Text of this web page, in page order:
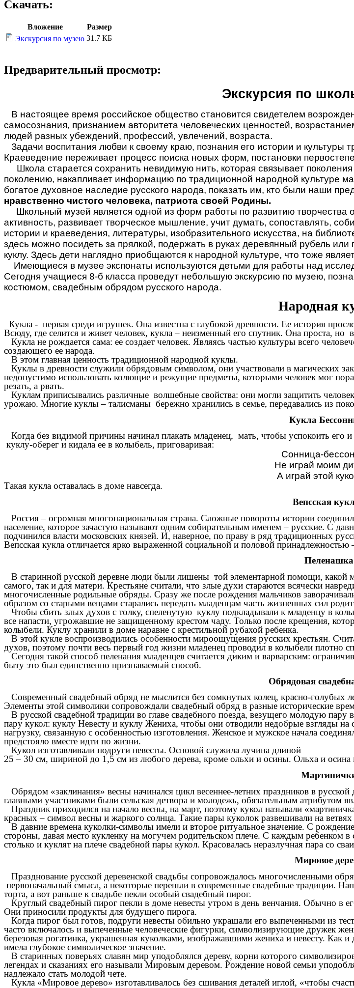
Скачать:
Вложение
Размер
Экскурсия по музею 31.7 КБ
Предварительный просмотр:
Экскурсия по
В настоящее время российское общество становится свидетелем
самосознания, признанием авторитета человеческих ценностей,
людей разных убеждений, профессий, увлечений, возраста.
Задачи воспитания любви к своему краю, познания его истории и культуры
Краеведение переживает процесс поиска новых форм, постановки
старается сохранить невидимую нить, которая связывает
поколению, накапливает информацию по традиционной народной культуре
богатое духовное наследие русского народа, показать им, кто были наши
нравственно чистого человека, патриота своей Родины.
Школьный музей является одной из форм работы по развитию творчества
активность, развивает творческое мышление, учит думать, сопоставлять,
истории и краеведения, литературы, изобразительного искусства, на
здесь можно посидеть за прялкой, подержать в руках деревянный рубель
куклу. Здесь дети наглядно приобщаются к народной культуре, что тоже
Имеющиеся в музее экспонаты используются детьми для работы над
Сегодня учащиеся 8-б класса проведут небольшую экскурсию по музею,
костюмом, свадебным обрядом русского народа.
Народная
Кукла - первая среди игрушек. Она известна с глубокой древности. Ее история
Всюду, где селится и живет человек, кукла – неизменный его спутник. Она проста, но в
Кукла не рождается сама: ее создает человек. Являясь частью культуры всего
создающего ее народа.
В этом главная ценность традиционной народной куклы.
Куклы в древности служили обрядовым символом, они участвовали в магических
недопустимо использовать колющие и режущие предметы, которыми человек мог
резать, а рвать.
Куклам приписывались различные волшебные свойства: они могли защитить
урожаю. Многие куклы – талисманы бережно хранились в семье, передавались из
Кукла
Когда без видимой причины начинал плакать младенец, мать, чтобы успокоить его
куклу-оберег и кидала ее в колыбель, приговаривая:
Сонница-
Не играй моим
А играй этой
Такая кукла оставалась в доме навсегда.
Вепсская
Россия – огромная многонациональная страна. Сложные повороты истории
население, которое зачастую называют одним собирательным именем – русские. С
подчинился власти московских князей. И, наверное, по праву в ряд традиционных
Вепсская кукла отличается ярко выраженной социальной и половой
В старинной русской деревне люди были лишены той элементарной помощи, какой
самого, так и для матери. Крестьяне считали, что злые духи стараются всячески
многочисленные родильные обряды. Сразу же после рождения мальчиков
образом со старыми вещами старались передать младенцам часть жизненных сил
Чтобы сбить злых духов с толку, спеленутую куклу подкладывали к младенцу в
все напасти, угрожавшие не защищенному крестом чаду. Только после крещения,
колыбели. Куклу хранили в доме наравне с крестильной рубахой ребенка.
В этой кукле воспроизводились особенности мироощущения русских крестьян.
духов, поэтому почти весь первый год жизни младенец проводил в колыбели плотно
Сегодня такой способ пеленания младенцев считается диким и варварским:
быту это был единственно признаваемый способ.
Обрядовая
Современный свадебный обряд не мыслится без сомкнутых колец, красно-голубых
Элементы этой символики сопровождали свадебный обряд в разные исторические
В русской свадебной традиции во главе свадебного поезда, везущего молодую
пару кукол: куклу Невесту и куклу Жениха, чтобы они отводили недобрые взгляды
нагрузку, связанную с особенностью изготовления. Женское и мужское начала
предстояло вместе идти по жизни.
Кукол изготавливали подруги невесты. Основой служила лучина длиной
25 – 30 см, шириной до 1,5 см из любого дерева, кроме ольхи и осины. Ольха и осина
Обрядом «заклинания» весны начинался цикл весеннее-летних праздников в
главными участниками были сельская детвора и молодежь, обязательным атрибутом
Праздник приходился на начало весны, на март, поэтому кукол называли
красных – символ весны и жаркого солнца. Такие пары куколок развешивали на ветвях
В давние времена куколки-символы имели и второе ритуальное значение. С
стороны, давая место кукленку на могучем родительском плече. С каждым ребенком в
столько и куклят на плече свадебной пары кукол. Красовалась неразлучная пара со
Мировое
Празднование русской деревенской свадьбы сопровождалось многочисленными
первоначальный смысл, а некоторые перешли в современные свадебные традиции.
торта, а вот раньше к свадьбе пекли особый свадебный пирог.
Круглый свадебный пирог пекли в доме невесты утром в день венчания. Обычно в
Они приносили продукты для будущего пирога.
Когда пирог был готов, подруги невесты обильно украшали его выпеченными из
часто включалось и выпеченные человеческие фигурки, символизирующие дружек
березовая рогатинка, украшенная куколками, изображавшими жениха и невесту. Как
имела глубокое символическое значение.
В старинных поверьях славян мир уподоблялся дереву, корни которого
легендах и сказаниях его называли Мировым деревом. Рождение новой семьи
надлежало стать молодой чете.
Кукла «Мировое дерево» изготавливалось без сшивания деталей иглой, «чтобы